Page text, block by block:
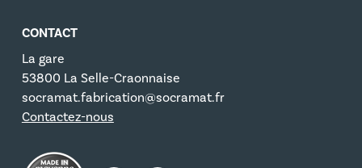
CONTACT
La gare
53800 La Selle-Craonnaise
socramat.fabrication@socramat.fr
Contactez-nous